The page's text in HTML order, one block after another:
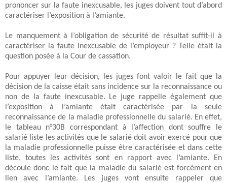
prononcer sur la faute inexcusable, les juges doivent tout d’abord
caractériser l’exposition à l’amiante.
Le manquement à l’obligation de sécurité de résultat suffit-il à
caractériser la faute inexcusable de l’employeur ? Telle était la
question posée à la Cour de cassation.
Pour appuyer leur décision, les juges font valoir le fait que la
décision de la caisse était sans incidence sur la reconnaissance ou
non de la faute inexcusable. Le juge rappelle également que
l’exposition à l’amiante était caractérisée par la seule
reconnaissance de la maladie professionnelle du salarié. En effet,
le tableau n°30B correspondant à l’affection dont souffre le
salarié liste les activités que le salarié doit avoir exercé pour que
la maladie professionnelle puisse être caractérisée et dans cette
liste, toutes les activités sont en rapport avec l’amiante. En
découle donc le fait que la maladie du salarié est forcément en
lien avec l’amiante. Les juges vont ensuite rappeler que